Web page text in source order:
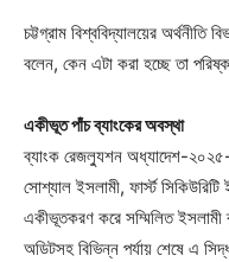
চট্টগ্রাম বিশ্ববিদ্যালয়ের
বলেন, কেন এটা করা হচ্ছে তা
একীভূত পাঁচ ব্যাংকের অবস্থা
ব্যাংক রেজল্যুশন অধ্যাদেশ-
সোশ্যাল ইসলামী, ফার্স্ট
একীভূতকরণ করে সম্মিলিত ইসলামী
অডিটসহ বিভিন্ন পর্যায় শেষে এ